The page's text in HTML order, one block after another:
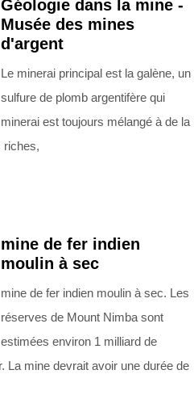
Géologie dans la mine -
Musée des mines
d'argent
Le minerai principal est la galène, un
sulfure de plomb argentifère qui
est toujours mélangé à de la
riches,
mine de fer indien
moulin à sec
mine de fer indien moulin à sec. Les
réserves de Mount Nimba sont
estimées environ 1 milliard de
La mine devrait avoir une durée de